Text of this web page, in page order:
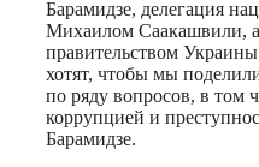
Барамидзе, делегация
Михаилом Саакашвили,
правительством
хотят, чтобы мы
по ряду вопросов, в том
коррупцией и
Барамидзе.